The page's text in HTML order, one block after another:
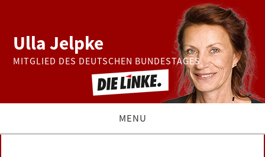
Ulla Jelpke
MITGLIED DES DEUTSCHEN BUNDESTAGES
MENU